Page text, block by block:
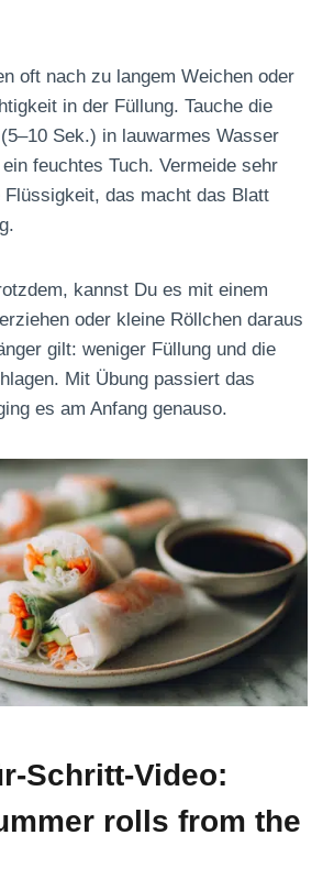
oft nach zu langem Weichen oder
in der Füllung. Tauche die
Sek.) in lauwarmes Wasser
feuchtes Tuch. Vermeide sehr
Flüssigkeit, das macht das Blatt
kannst Du es mit einem
oder kleine Röllchen daraus
gilt: weniger Füllung und die
Mit Übung passiert das
es am Anfang genauso.
Schritt-Video:
rolls from the